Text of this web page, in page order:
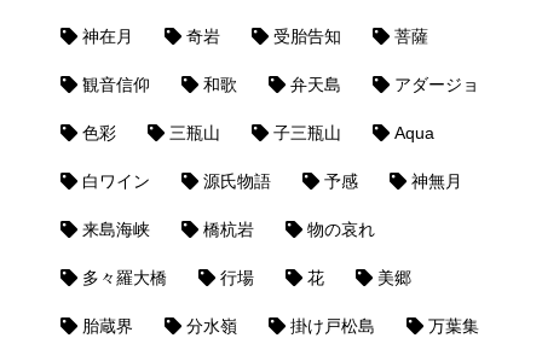
神在月 奇岩 受胎告知 菩薩
観音信仰 和歌 弁天島 アダージョ
色彩 三瓶山 子三瓶山 Aqua
白ワイン 源氏物語 予感 神無月
来島海峡 橋杭岩 物の哀れ
多々羅大橋 行場 花 美郷
胎蔵界 分水嶺 掛け戸松島 万葉集